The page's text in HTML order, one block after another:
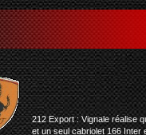
212 Export : Vignale réalise
et un seul cabriolet 166 Inter